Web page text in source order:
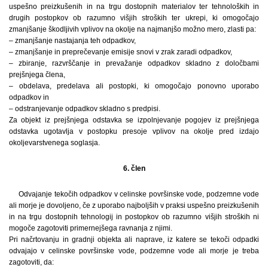
uspešno preizkušenih in na trgu dostopnih materialov ter tehnoloških in
drugih postopkov ob razumno višjih stroških ter ukrepi, ki omogočajo
zmanjšanje škodljivih vplivov na okolje na najmanjšo možno mero, zlasti pa:
– zmanjšanje nastajanja teh odpadkov,
– zmanjšanje in preprečevanje emisije snovi v zrak zaradi odpadkov,
– zbiranje, razvrščanje in prevažanje odpadkov skladno z določbami
prejšnjega člena,
– obdelava, predelava ali postopki, ki omogočajo ponovno uporabo
odpadkov in
– odstranjevanje odpadkov skladno s predpisi.
Za objekt iz prejšnjega odstavka se izpolnjevanje pogojev iz prejšnjega
odstavka ugotavlja v postopku presoje vplivov na okolje pred izdajo
okoljevarstvenega soglasja.
6. člen
Odvajanje tekočih odpadkov v celinske površinske vode, podzemne vode
ali morje je dovoljeno, če z uporabo najboljših v praksi uspešno preizkušenih
in na trgu dostopnih tehnologij in postopkov ob razumno višjih stroških ni
mogoče zagotoviti primernejšega ravnanja z njimi.
Pri načrtovanju in gradnji objekta ali naprave, iz katere se tekoči odpadki
odvajajo v celinske površinske vode, podzemne vode ali morje je treba
zagotoviti, da: